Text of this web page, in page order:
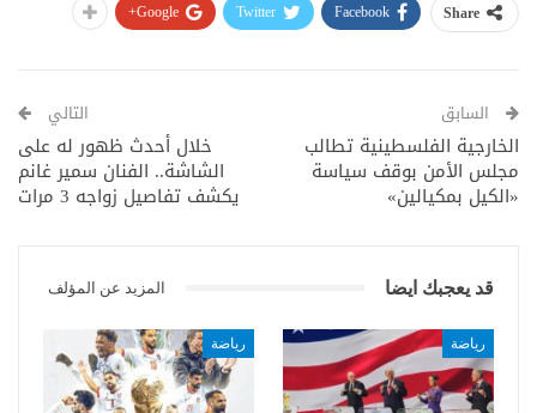
Share
Facebook
Twitter
Google+
السابق
الخارجية الفلسطينية تطالب
مجلس الأمن بوقف سياسة
«الكيل بمكيالين»
التالي
خلال أحدث ظهور له على
الشاشة.. الفنان سمير غانم
يكشف تفاصيل زواجه 3 مرات
قد يعجبك ايضا المزيد عن المؤلف
رياضة رياضة